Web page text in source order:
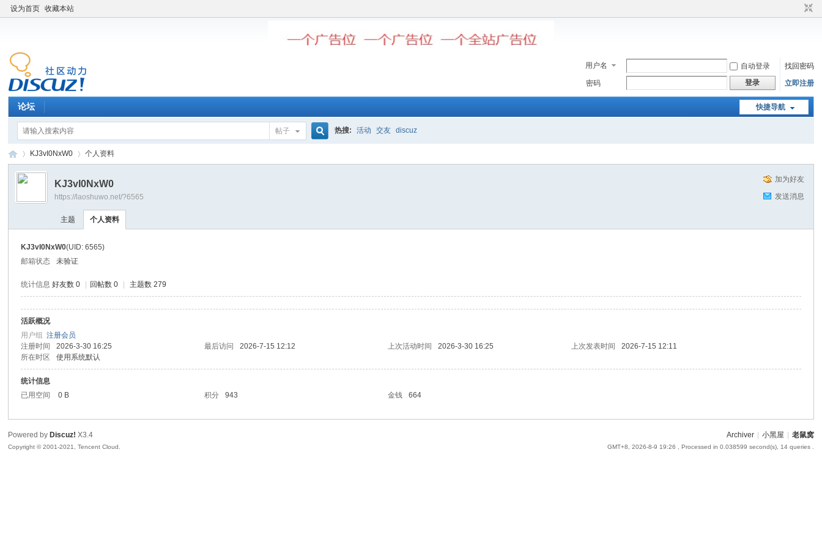
设为首页 收藏本站
用户名 自动登录
找回密码
密码
登录 立即注册
快捷导航
论坛
帖子 热搜: 活动 交友 discuz
窝
›
KJ3vI0NxW0 个人资料
加为好友
发送消息
KJ3vI0NxW0
https://laoshuwo.net/?6565
主题 个人资料
KJ3vI0NxW0(UID: 6565)
邮箱状态
未验证
统计信息 好友数 0 回帖数 0 主题数 279
活跃概况
用户组注册会员
注册时间
2026-3-30 16:25 最后访问 2026-7-15 12:12 上次活动时间 2026-3-30 16:25 上次发表时间
2026-7-15 12:11
所在时区
使用系统默认
统计信息
已用空间
0 B 积分 943 金钱 664
Archiver 小黑屋 老鼠窝
GMT+8, 2026-8-9 19:26 , Processed in 0.038599 second(s), 14 queries .
Powered by Discuz! X3.4
Copyright © 2001-2021, Tencent Cloud.